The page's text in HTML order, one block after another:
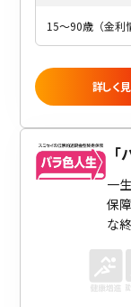
15～90歳（金利
詳しく
「
一
保
な